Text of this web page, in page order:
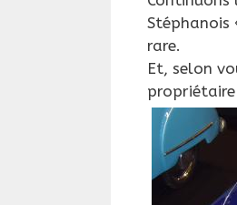
Stéphanois
rare.
Et, selon
propriétaire